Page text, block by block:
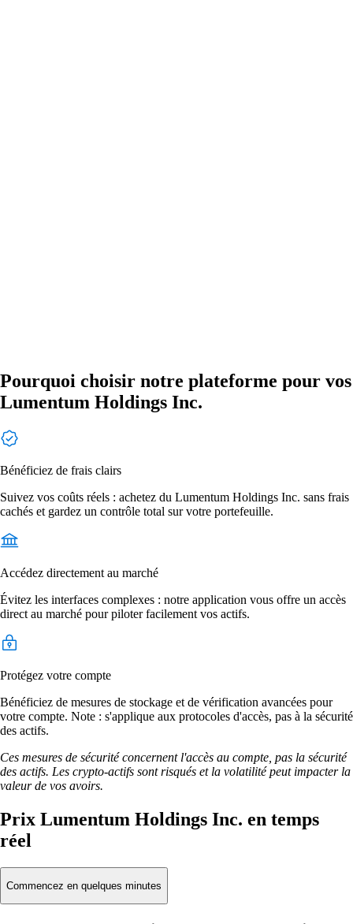
Pourquoi choisir notre plateforme pour vos
Lumentum Holdings Inc.
Bénéficiez de frais clairs
Suivez vos coûts réels : achetez du Lumentum Holdings Inc. sans frais
cachés et gardez un contrôle total sur votre portefeuille.
Accédez directement au marché
Évitez les interfaces complexes : notre application vous offre un accès
direct au marché pour piloter facilement vos actifs.
Protégez votre compte
Bénéficiez de mesures de stockage et de vérification avancées pour
votre compte. Note : s'applique aux protocoles d'accès, pas à la sécurité
des actifs.
Ces mesures de sécurité concernent l'accès au compte, pas la sécurité
des actifs. Les crypto-actifs sont risqués et la volatilité peut impacter la
valeur de vos avoirs.
Prix Lumentum Holdings Inc. en temps
réel
Commencez en quelques minutes